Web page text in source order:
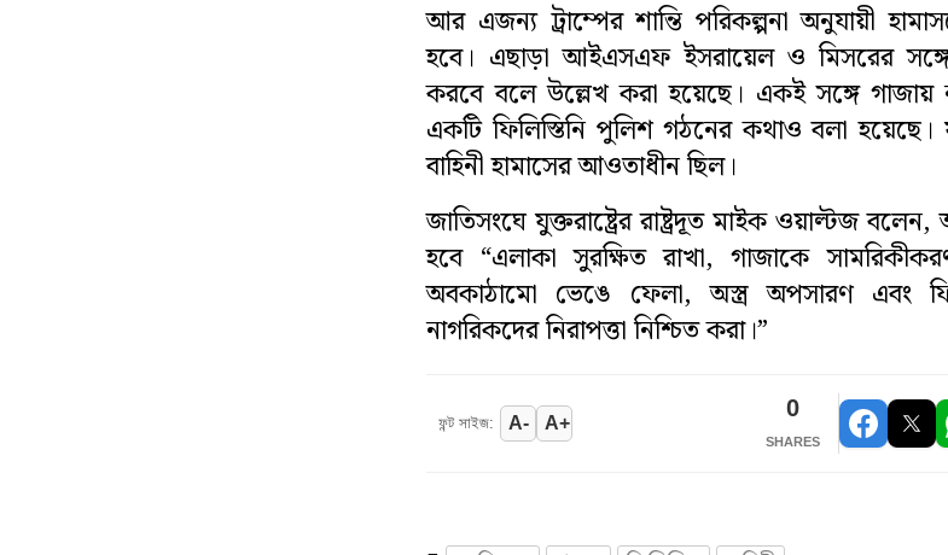
আর এজন্য ট্রাম্পের শান্তি পরিকল্পনা অনুযায়ী
হবে। এছাড়া আইএসএফ ইসরায়েল ও মিসরের
করবে বলে উল্লেখ করা হয়েছে। একই সঙ্গে গাজায়
একটি ফিলিস্তিনি পুলিশ গঠনের কথাও বলা
বাহিনী হামাসের আওতাধীন ছিল।
জাতিসংঘে যুক্তরাষ্ট্রের রাষ্ট্রদূত মাইক ওয়াল্টজ
হবে “এলাকা সুরক্ষিত রাখা, গাজাকে
অবকাঠামো ভেঙে ফেলা, অস্ত্র অপসারণ এবং
নাগরিকদের নিরাপত্তা নিশ্চিত করা।”
ফন্ট সাইজ: A- A+
0
SHARES